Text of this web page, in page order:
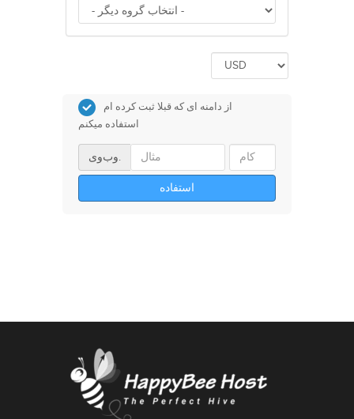
از دامنه ای که قبلا ثبت کرده ام
استفاده میکنم
وب‌وی.
استفاده